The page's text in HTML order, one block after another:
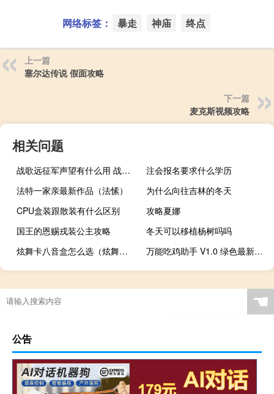
网络标签： 暴走 神庙 终点
上一篇
塞尔达传说 假面攻略
下一篇
麦克斯视频攻略
相关问题
战歌远征军声望有什么用 战歌远征军需官在哪
注会报名要求什么学历
法特一家亲最新作品（法愫）
为什么向往吉林的冬天
CPU盒装跟散装有什么区别
攻略夏娜
国王的恩赐戎装公主攻略
冬天可以移植杨树吗吗
炫舞卡八音盒怎么选（炫舞卡八音盒免费挂）
万能吃鸡助手 V1.0 绿色最新版（万能吃鸡助手 V1.0 绿色最新版功能简介）
☚
公告